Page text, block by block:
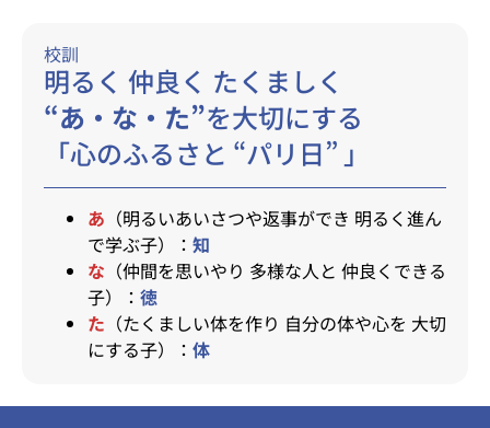
校訓
明るく 仲良く たくましく
“あ・な・た”を大切にする
「心のふるさと “パリ日” 」
あ （明るいあいさつや返事ができ 明るく進ん
で学ぶ子）： 知
な （仲間を思いやり 多様な人と 仲良くできる
子）： 徳
た （たくましい体を作り 自分の体や心を 大切
にする子）： 体